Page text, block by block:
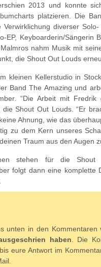
2013 und konnte
platzieren. Die
diverser
EP, Keyboarderin/Sängerin
nahm Musik mit
die Shout Out Louds
kleinen Kellerstudio in
Band The Amazing und
“Die Arbeit mit
Shout Out Louds. “Er
Ahnung, wie das
zu dem Kern unseres
Traum aus den Augen
stehen für die Shout
folgt dann eine komplette
unten in den Kommentaren
haben. Die
eure Antwort im